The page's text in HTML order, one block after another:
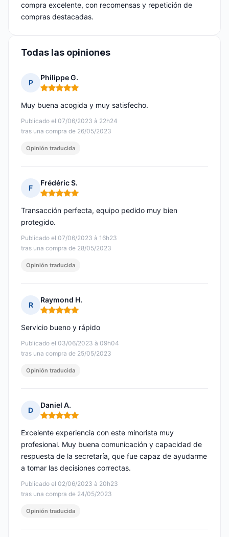
compra excelente, con recomensas y repetición de
compras destacadas.
Todas las opiniones
P
Philippe G.
Nota: 5 de 5
Publicado el 07/06/2023 à 22h24
tras una compra de 26/05/2023
Muy buena acogida y muy satisfecho.
Opinión traducida
F
Frédéric S.
Nota: 5 de 5
Publicado el 07/06/2023 à 16h23
tras una compra de 28/05/2023
Transacción perfecta, equipo pedido muy bien
protegido.
Opinión traducida
R
Raymond H.
Nota: 5 de 5
Publicado el 03/06/2023 à 09h04
tras una compra de 25/05/2023
Servicio bueno y rápido
Opinión traducida
D
Daniel A.
Nota: 5 de 5
Publicado el 02/06/2023 à 20h23
tras una compra de 24/05/2023
Excelente experiencia con este minorista muy
profesional. Muy buena comunicación y capacidad de
respuesta de la secretaría, que fue capaz de ayudarme
a tomar las decisiones correctas.
Opinión traducida